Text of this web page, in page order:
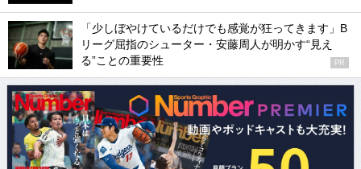
「少しぼやけているだけでも感覚が狂ってきます」B
リーグ屈指のシューター・安藤周人が明かす“見え
る”ことの重要性
PR